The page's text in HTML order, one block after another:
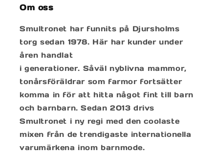
Om oss
Smultronet har funnits på Djursholms
torg sedan 1978. Här har kunder under
åren handlat
i generationer. Såväl nyblivna mammor,
tonårsföräldrar som farmor fortsätter
komma in för att hitta något fint till barn
och barnbarn. Sedan 2013 drivs
Smultronet i ny regi med den coolaste
mixen från de trendigaste internationella
varumärkena inom barnmode.